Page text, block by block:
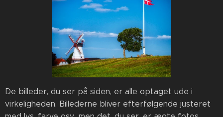
De billeder, du ser på siden, er alle optaget ude i
virkeligheden. Billederne bliver efterfølgende justeret